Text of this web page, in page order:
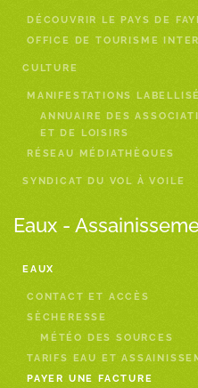
DÉCOUVRIR LE PAYS DE
OFFICE DE TOURISME
CULTURE
MANIFESTATIONS
ANNUAIRE DES
ET DE LOISIRS
RÉSEAU MÉDIATHÈQUES
SYNDICAT DU VOL À VOILE
Eaux -
EAUX
CONTACT ET ACCÈS
SÈCHERESSE
MÉTÉO DES SOURCES
TARIFS EAU ET
PAYER UNE FACTURE